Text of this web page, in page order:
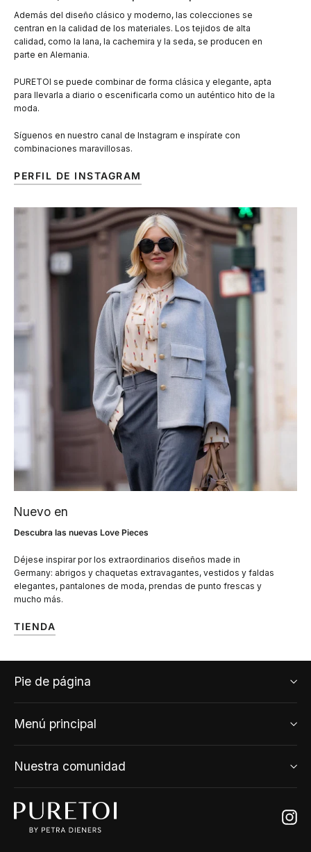
Además del diseño clásico y moderno, las colecciones se
centran en la calidad de los materiales. Los tejidos de alta
calidad, como la lana, la cachemira y la seda, se producen en
parte en Alemania.
PURETOI se puede combinar de forma clásica y elegante, apta
para llevarla a diario o escenificarla como un auténtico hito de la
moda.
Síguenos en nuestro canal de Instagram e inspírate con
combinaciones maravillosas.
PERFIL DE INSTAGRAM
Nuevo en
Descubra las nuevas Love Pieces
Déjese inspirar por los extraordinarios diseños made in
Germany: abrigos y chaquetas extravagantes, vestidos y faldas
elegantes, pantalones de moda, prendas de punto frescas y
mucho más.
TIENDA
Pie de página
Menú principal
Nuestra comunidad